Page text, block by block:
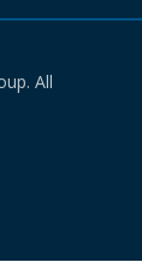
All